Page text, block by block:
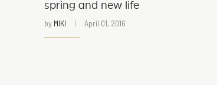
spring and new life
by MIKI April 01, 2016